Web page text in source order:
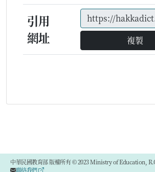
引用
網址
複製
中華民國教育部 版權所有 © 2023 Ministry of Education,
聯絡我們